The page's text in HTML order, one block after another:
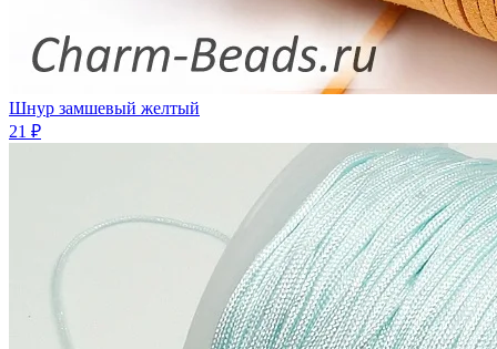
Шнур замшевый желтый
21 ₽